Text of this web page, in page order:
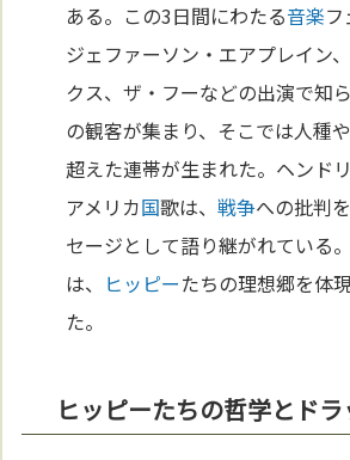
ある。この3日間にわたる音楽フ
ジェファーソン・エアプレイン
クス、ザ・フーなどの出演で知
の観客が集まり、そこでは人種
超えた連帯が生まれた。ヘンド
アメリカ国歌は、戦争への批判
セージとして語り継がれている
は、 ヒッピーたちの理想郷を体
た。
ヒッピーたちの哲学とド